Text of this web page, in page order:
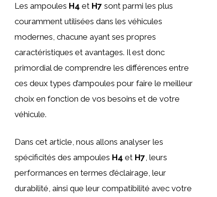
Les ampoules H4 et H7 sont parmi les plus
couramment utilisées dans les véhicules
modernes, chacune ayant ses propres
caractéristiques et avantages. Il est donc
primordial de comprendre les différences entre
ces deux types d’ampoules pour faire le meilleur
choix en fonction de vos besoins et de votre
véhicule.
Dans cet article, nous allons analyser les
spécificités des ampoules H4 et H7, leurs
performances en termes d’éclairage, leur
durabilité, ainsi que leur compatibilité avec votre